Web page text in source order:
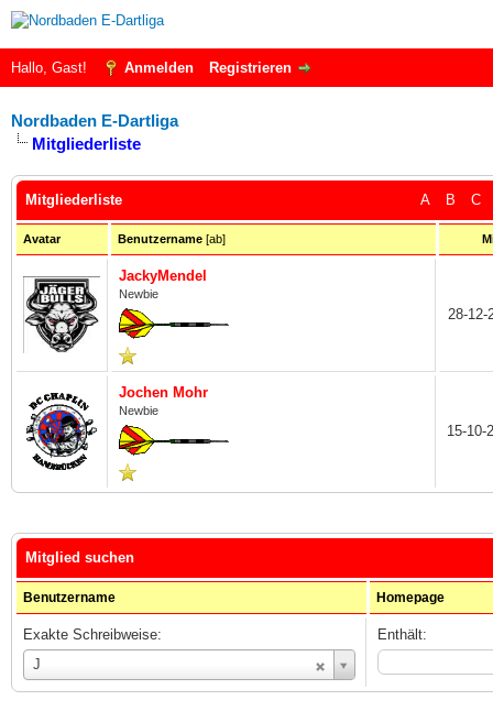
Hallo, Gast! Anmelden Registrieren
Nordbaden E-Dartliga
Mitgliederliste
A B C
Mitgliederliste
Avatar Benutzername [ab]
JackyMendel
Newbie
28-12-
Jochen Mohr
Newbie
15-10-
Mitglied suchen
Benutzername Homepage
Exakte Schreibweise:
J
Benutzername
Enthält: